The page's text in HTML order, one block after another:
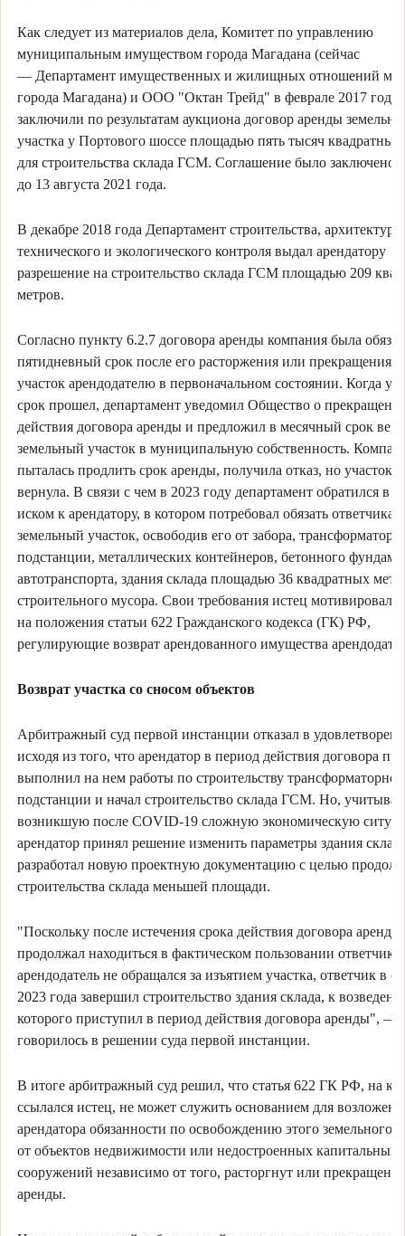
Как следует из материалов дела, Комитет по управлению
муниципальным имуществом города Магадана (сейчас
— Департамент имущественных и жилищных отношений
города Магадана) и ООО "Октан Трейд" в феврале 2017 года
заключили по результатам аукциона договор аренды
участка у Портового шоссе площадью пять тысяч квадратных
для строительства склада ГСМ. Соглашение было заключено
до 13 августа 2021 года.
В декабре 2018 года Департамент строительства,
технического и экологического контроля выдал арендатору
разрешение на строительство склада ГСМ площадью 209
метров.
Согласно пункту 6.2.7 договора аренды компания была
пятидневный срок после его расторжения или прекращения
участок арендодателю в первоначальном состоянии. Когда
срок прошел, департамент уведомил Общество о
действия договора аренды и предложил в месячный срок
земельный участок в муниципальную собственность.
пыталась продлить срок аренды, получила отказ, но участок
вернула. В связи с чем в 2023 году департамент обратился в
иском к арендатору, в котором потребовал обязать ответчика
земельный участок, освободив его от забора,
подстанции, металлических контейнеров, бетонного
автотранспорта, здания склада площадью 36 квадратных
строительного мусора. Свои требования истец мотивировал
на положения статьи 622 Гражданского кодекса (ГК) РФ,
регулирующие возврат арендованного имущества
Возврат участка со сносом объектов
Арбитражный суд первой инстанции отказал в
исходя из того, что арендатор в период действия договора
выполнил на нем работы по строительству трансформаторной
подстанции и начал строительство склада ГСМ. Но, учитывая
возникшую после COVID-19 сложную экономическую
арендатор принял решение изменить параметры здания
разработал новую проектную документацию с целью
строительства склада меньшей площади.
"Поскольку после истечения срока действия договора аренды
продолжал находиться в фактическом пользовании
арендодатель не обращался за изъятием участка, ответчик в
2023 года завершил строительство здания склада, к
которого приступил в период действия договора аренды", —
говорилось в решении суда первой инстанции.
В итоге арбитражный суд решил, что статья 622 ГК РФ, на
ссылался истец, не может служить основанием для
арендатора обязанности по освобождению этого земельного
от объектов недвижимости или недостроенных капитальных
сооружений независимо от того, расторгнут или прекращен
аренды.